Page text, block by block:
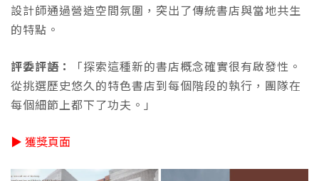
設計師通過營造空間氛圍，突出了傳統書店與當地共生
的特點。
評委評語：
「探索這種新的書店概念確實很有啟發性。
從挑選歷史悠久的特色書店到每個階段的執行，團隊在
每個細節上都下了功夫。」
▶ 獲獎頁面